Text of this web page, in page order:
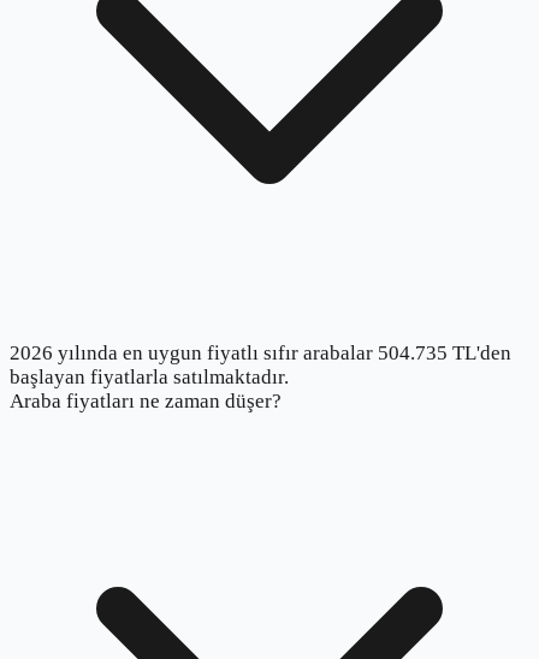
2026 yılında en uygun fiyatlı sıfır arabalar 504.735 TL'den
başlayan fiyatlarla satılmaktadır.
Araba fiyatları ne zaman düşer?